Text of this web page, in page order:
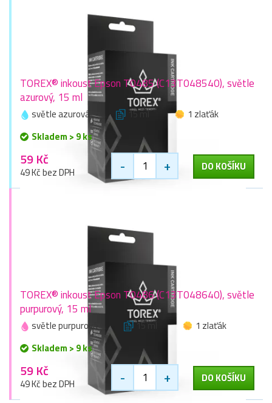
TOREX® inkoust Epson T0485 (C13T048540), světle
azurový, 15 ml
světle azurová 15 ml
1 zlaťák
Skladem > 9 ks
59 Kč
49 Kč bez DPH - + DO KOŠÍKU
TOREX® inkoust Epson T0486 (C13T048640), světle
purpurový, 15 ml
světle purpurová 15 ml
1 zlaťák
Skladem > 9 ks
59 Kč
49 Kč bez DPH - + DO KOŠÍKU